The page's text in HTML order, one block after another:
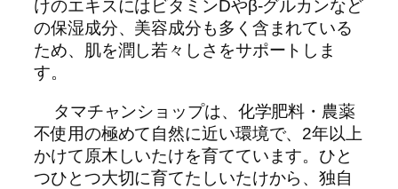
けのエキスにはビタミンDやβ-グルカンなど
の保湿成分、美容成分も多く含まれている
ため、肌を潤し若々しさをサポートしま
す。
タマチャンショップは、化学肥料・農薬
不使用の極めて自然に近い環境で、2年以上
かけて原木しいたけを育てています。ひと
つひとつ大切に育てたしいたけから、独自